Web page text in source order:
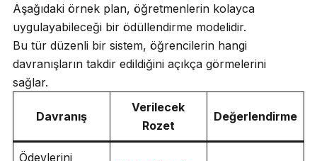
Aşağıdaki örnek plan, öğretmenlerin kolayca
uygulayabileceği bir ödüllendirme modelidir.
Bu tür düzenli bir sistem, öğrencilerin hangi
davranışların takdir edildiğini açıkça görmelerini
sağlar.
Davranış
Verilecek
Rozet
Değerlendirme
Ödevlerini